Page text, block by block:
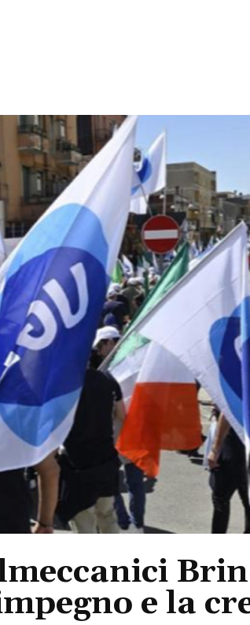
e la